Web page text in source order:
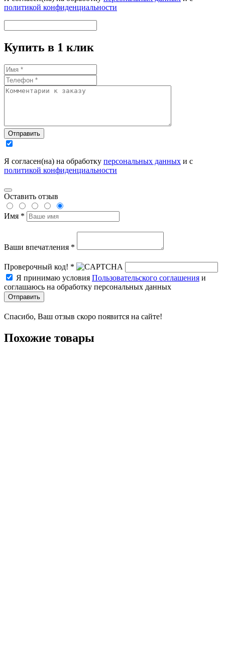
политикой конфиденциальности
Купить в 1 клик
Отправить
Я согласен(на) на обработку персональных данных и с
политикой конфиденциальности
Оставить отзыв
Имя *
Ваши впечатления *
Проверочный код! *
Я принимаю условия Пользовательского соглашения и
соглашаюсь на обработку персональных данных
Отправить
Спасибо, Ваш отзыв скоро появится на сайте!
Похожие товары